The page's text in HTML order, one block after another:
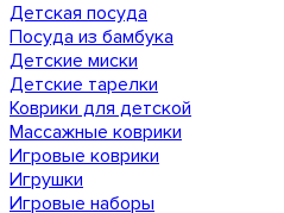
Детская посуда
Посуда из бамбука
Детские миски
Детские тарелки
Коврики для детской
Массажные коврики
Игровые коврики
Игрушки
Игровые наборы